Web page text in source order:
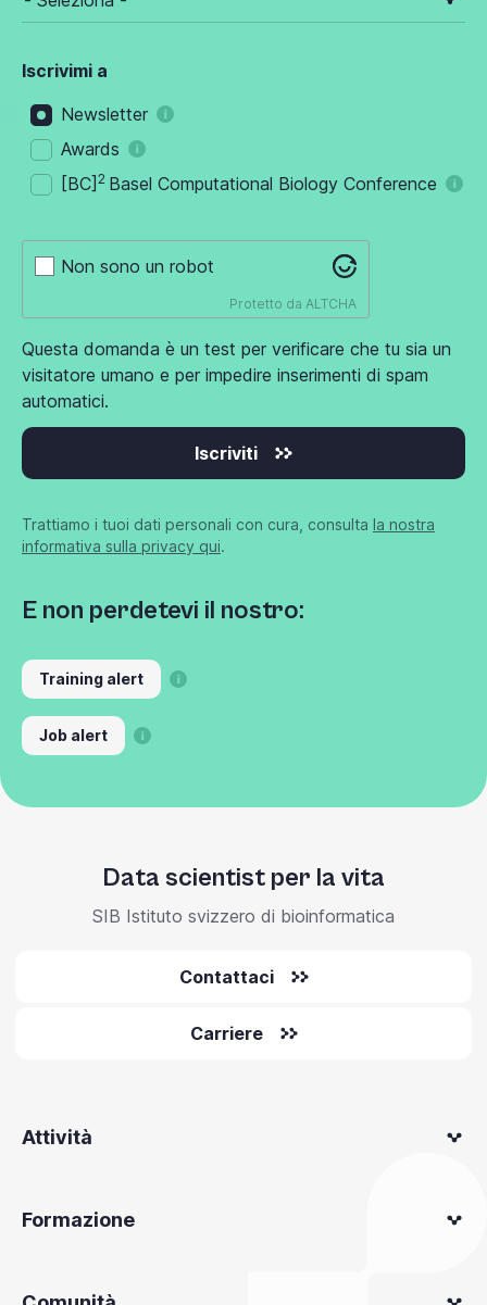
Iscrivimi a
Newsletter
Awards
[BC] 2 Basel Computational Biology Conference
Non sono un robot
Protetto da ALTCHA
Questa domanda è un test per verificare che tu sia un
visitatore umano e per impedire inserimenti di spam
automatici.
Iscriviti
Trattiamo i tuoi dati personali con cura, consulta la nostra
informativa sulla privacy qui.
E non perdetevi il nostro:
Training alert
Job alert
Data scientist per la vita
SIB Istituto svizzero di bioinformatica
Contattaci
Carriere
Attività
Formazione